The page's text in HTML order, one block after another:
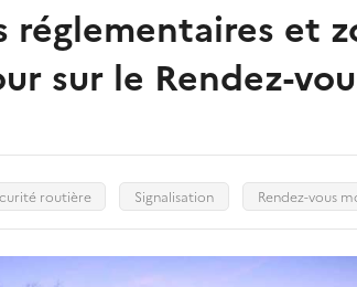
et
sur le Rendez-
routière Signalisation Rendez-vous